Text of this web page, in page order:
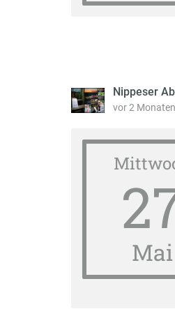
Nippeser
vor 2 Monaten
Mai